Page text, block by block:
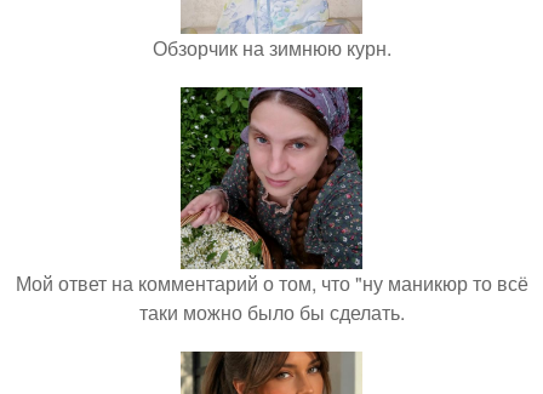
Обзорчик на зимнюю курн.
Мой ответ на комментарий о том, что "ну маникюр то всё
таки можно было бы сделать.